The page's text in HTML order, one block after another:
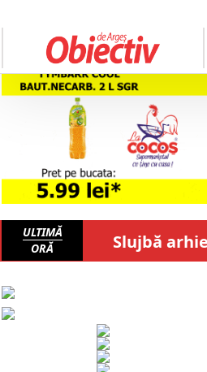
ULTIMĂ
ORĂ
Slujbă